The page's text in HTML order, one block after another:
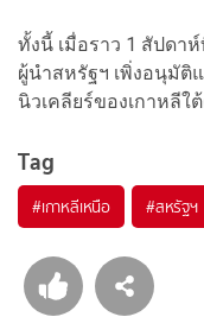
ทั้งนี้ เมื่อราว 1 สัปดา
ผู้นำสหรัฐฯ เพิ่งอนุมัติ
นิวเคลียร์ของเกาหลีใ
Tag
#เกาหลีเหนือ #สหรัฐฯ